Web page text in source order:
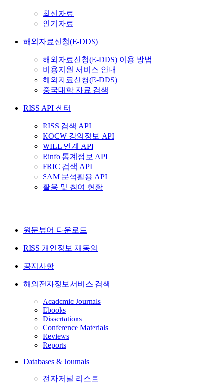
최신자료
인기자료
해외자료신청(E-DDS)
해외자료신청(E-DDS) 이용 방법
비용지원 서비스 안내
해외자료신청(E-DDS)
중국대학 자료 검색
RISS API 센터
RISS 검색 API
KOCW 강의정보 API
WILL 연계 API
Rinfo 통계정보 API
FRIC 검색 API
SAM 분석활용 API
활용 및 참여 현황
원문뷰어 다운로드
RISS 개인정보 재동의
공지사항
해외전자정보서비스 검색
Academic Journals
Ebooks
Dissertations
Conference Materials
Reviews
Reports
Databases & Journals
전자저널 리스트